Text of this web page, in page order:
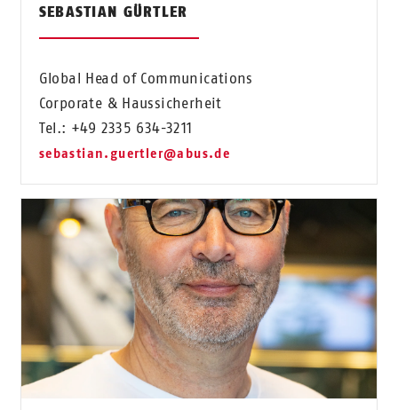
SEBASTIAN GÜRTLER
Global Head of Communications
Corporate & Haussicherheit
Tel.: +49 2335 634-3211
sebastian.guertler@abus.de